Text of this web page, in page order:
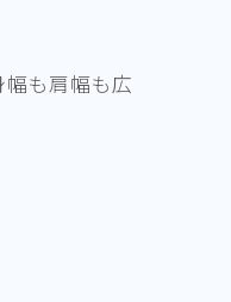
幅も肩幅も広